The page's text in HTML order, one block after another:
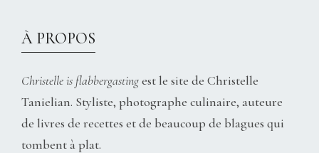
À PROPOS
Christelle is flabbergastingest le site de Christelle
Tanielian. Styliste, photographe culinaire, auteure
de livres de recettes et de beaucoup de blagues qui
tombent à plat.